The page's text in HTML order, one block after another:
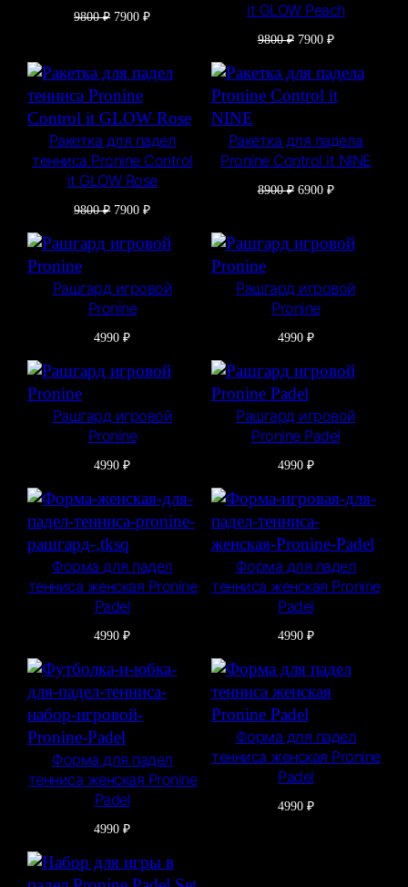
9800₽ Первоначальная
9800 ₽.
7900₽Текущая
it GLOW Peach
9800₽ Первоначальная
составляла
9800 ₽.
7900 ₽Текущая
7900 ₽.
Ракетка для падел
тенниса Pronine Control
it GLOW Rose
9800₽ Первоначальная
составляла
7900₽Текущая
7900 ₽.
Ракетка для падела
Pronine Control it NINE
8900₽ Первоначальная
8900 ₽.
6900 ₽Текущая
Рашгард игровой
Pronine
4990₽
Рашгард игровой
Pronine
4990 ₽
Рашгард игровой
Pronine
4990₽
Рашгард игровой
Pronine Padel
4990 ₽
Форма для падел
тенниса женская Pronine
Padel
4990₽
Форма для падел
тенниса женская Pronine
Padel
4990 ₽
Форма для падел
тенниса женская Pronine
Padel
4990₽
Форма для падел
тенниса женская Pronine
Padel
4990 ₽